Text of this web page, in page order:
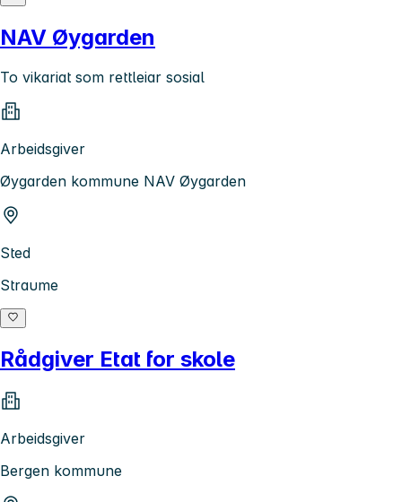
NAV Øygarden
To vikariat som rettleiar sosial
Arbeidsgiver
Øygarden kommune NAV Øygarden
Sted
Straume
Rådgiver Etat for skole
Arbeidsgiver
Bergen kommune